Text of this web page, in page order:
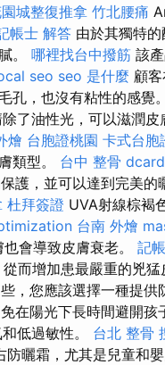
城整復推拿 竹北腰痛
帳士 解答 由於其獨特
。 哪裡找台中撥筋 該
seo seo 是什麼 顧
孔，也沒有粘性的感覺
了油性光，可以滋潤皮
燴 台胞證桃園 卡式台胞
類型。 台中 整骨 dcard
護，並可以達到完美的
杜拜簽證 UVA射線棕褐
台南 外燴
會導致皮膚衰老。 記
而增加患最嚴重的兇
，您應該選擇一種提供
在陽光下長時間避開孩
低過敏性。 台北 整骨
曬霜，尤其是兒童和